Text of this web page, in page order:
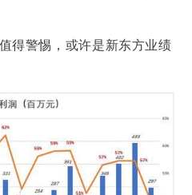
得警惕，或许是新东方业绩